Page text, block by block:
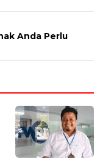
Anda Perlu